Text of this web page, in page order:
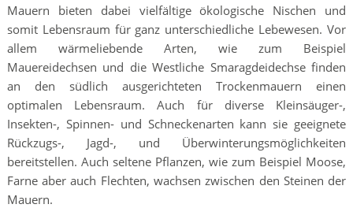
Mauern bieten dabei vielfältige ökologische Nischen und
somit Lebensraum für ganz unterschiedliche Lebewesen. Vor
allem wärmelie­bende Arten, wie zum Beispiel
Mauereidechsen und die Westliche Smaragdeidechse finden
an den süd­lich ausgerichteten Trockenmauern einen
optimalen Lebensraum. Auch für diverse Kleinsäuger-,
Insekten-, Spinnen- und Schneckenarten kann sie geeignete
Rückzugs-, Jagd-, und Überwinte­rungsmöglichkeiten
bereitstellen. Auch seltene Pflanzen, wie zum Beispiel Moose,
Farne aber auch Flechten, wachsen zwischen den Steinen der
Mauern.